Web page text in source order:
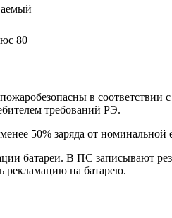
80
пожаробезопасны в
требований РЭ.
50% заряда от номинальной
батареи. В ПС записывают
рекламацию на батарею.